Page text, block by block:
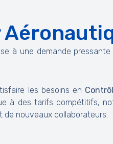
à une demande
les besoins en
à des tarifs compétitifs,
nouveaux collaborateurs.